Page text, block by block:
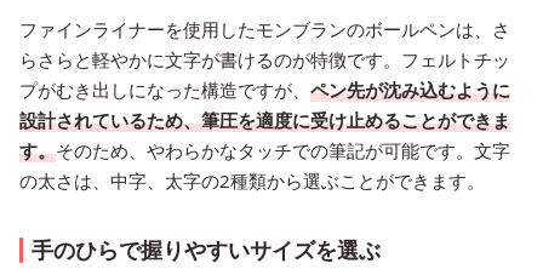
ファインライナーを使用したモンブランのボールペンは、さ
らさらと軽やかに文字が書けるのが特徴です。フェルトチッ
プがむき出しになった構造ですが、 ペン先が沈み込むように
設計されているため、筆圧を適度に受け止めることができま
す。そのため、やわらかなタッチでの筆記が可能です。文字
の太さは、中字、太字の2種類から選ぶことができます。
手のひらで握りやすいサイズを選ぶ